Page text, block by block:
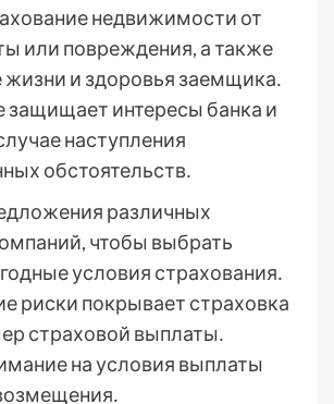
недвижимости от
или повреждения, а также
жизни и здоровья заемщика․
защищает интересы банка и
наступления
обстоятельств․
различных
чтобы выбрать
условия страхования․
риски покрывает страховка
страховой выплаты․
на условия выплаты